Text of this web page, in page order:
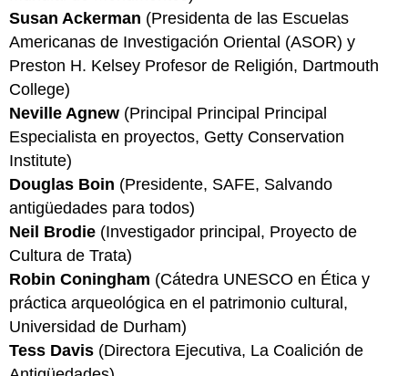
Susan Ackerman (Presidenta de las Escuelas
Americanas de Investigación Oriental (ASOR) y
Preston H. Kelsey Profesor de Religión, Dartmouth
College)
Neville Agnew (Principal Principal Principal
Especialista en proyectos, Getty Conservation
Institute)
Douglas Boin (Presidente, SAFE, Salvando
antigüedades para todos)
Neil Brodie (Investigador principal, Proyecto de
Cultura de Trata)
Robin Coningham (Cátedra UNESCO en Ética y
práctica arqueológica en el patrimonio cultural,
Universidad de Durham)
Tess Davis (Directora Ejecutiva, La Coalición de